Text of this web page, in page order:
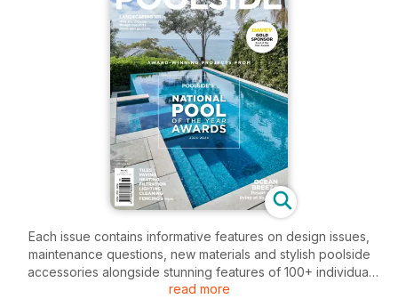
Each issue contains informative features on design issues,
maintenance questions, new materials and stylish poolside
accessories alongside stunning features of 100+ individual
pool designs. Our feature pools are captured by leading
read more